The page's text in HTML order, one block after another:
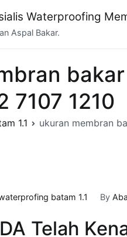
Waterproofing
Aspal Bakar.
7107 1210
1.1 ukuran membran
batam 1.1 By
Telah